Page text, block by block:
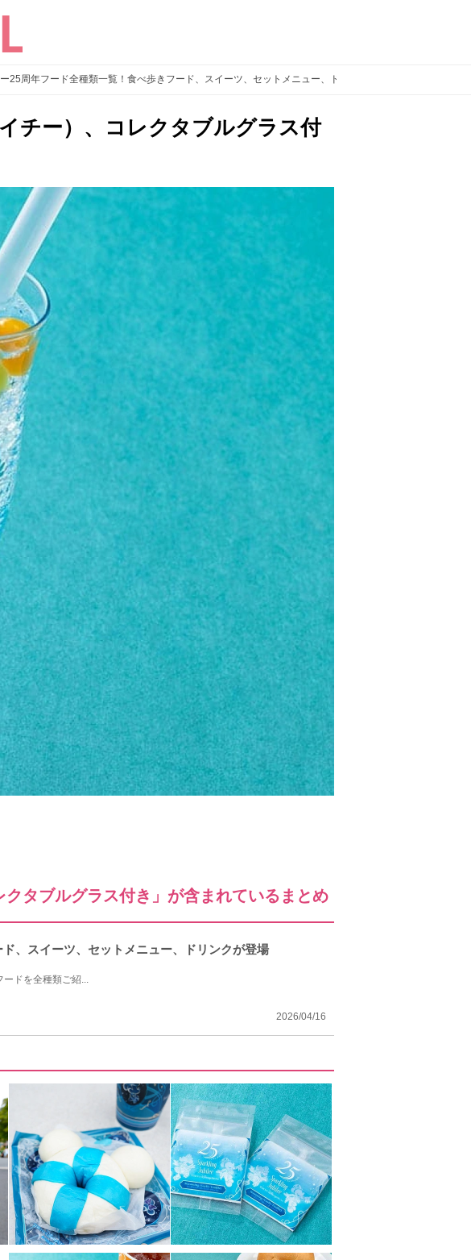
25周年フード全種類一覧！食べ歩きフード、スイーツ、セットメニュー、ドリンクが登場
チー）、コレクタブルグラス付
タブルグラス付き」が含まれているまとめ
、スイーツ、セットメニュー、ドリンクが登場
ドを全種類ご紹...
2026/04/16